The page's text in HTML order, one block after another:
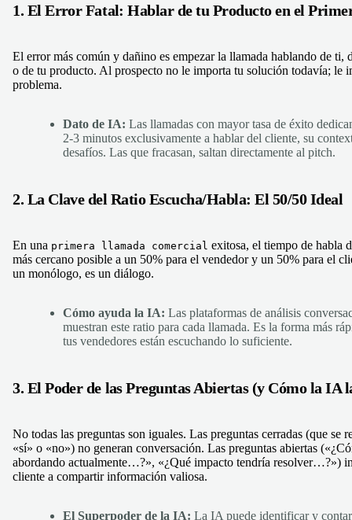
1. El Error Fatal: Hablar de tu Producto en el
El error más común y dañino es empezar la llamada hablando de ti,
o de tu producto. Al prospecto no le importa tu solución todavía; le
problema.
Dato de IA: Las llamadas con mayor tasa de éxito
2-3 minutos exclusivamente a hablar del cliente, su
desafíos. Las que fracasan, saltan directamente al pitch.
2. La Clave del Ratio Escucha/Habla: El 50/50 Ideal
En una primera llamada comercial exitosa, el tiempo de habla
más cercano posible a un 50% para el vendedor y un 50% para el
un monólogo, es un diálogo.
Cómo ayuda la IA: Las plataformas de análisis
muestran este ratio para cada llamada. Es la forma más
tus vendedores están escuchando lo suficiente.
3. El Poder de las Preguntas Abiertas (y Cómo la IA
No todas las preguntas son iguales. Las preguntas cerradas (que se
«sí» o «no») no generan conversación. Las preguntas abiertas
abordando actualmente…?», «¿Qué impacto tendría resolver…?»)
cliente a compartir información valiosa.
El Superpoder de la IA: La IA puede identificar y